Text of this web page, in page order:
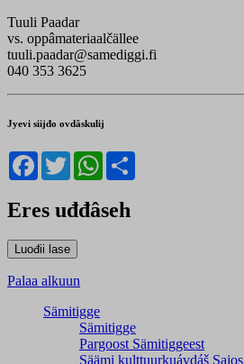
Tuuli Paadar
vs. oppâmateriaalčällee
tuuli.paadar@samediggi.fi
040 353 3625
Jyevi siijđo ovdâskulij
Facebook
TwitterWhatsApp
Eres uđđâseh
Palaa alkuun
Sämitigge
Sämitigge
Pargoost Sämitiggeest
Säämi kulttuurkuávdáš Sajos